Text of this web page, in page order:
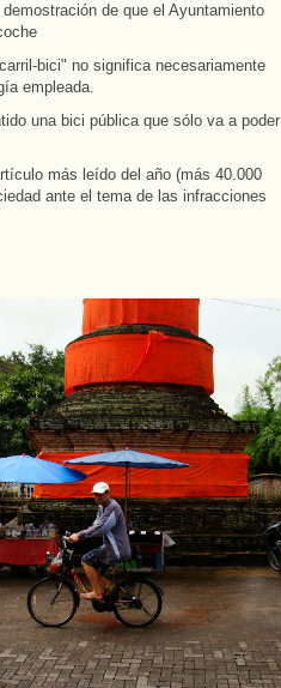
de que el Ayuntamiento
bici" no significa necesariamente
empleada.
una bici pública que sólo va a poder
más leído del año (más 40.000
ante el tema de las infracciones